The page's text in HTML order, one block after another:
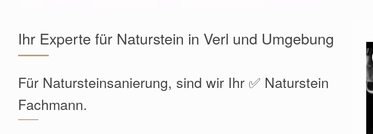
Ihr Experte für Naturstein in Verl und Umgebung
Für Natursteinsanierung, sind wir Ihr ✅ Naturstein
Fachmann.